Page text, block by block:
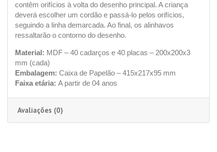
contêm orifícios à volta do desenho principal. A criança
deverá escolher um cordão e passá-lo pelos orifícios,
seguindo a linha demarcada. Ao final, os alinhavos
ressaltarão o contorno do desenho.
Material: MDF – 40 cadarços e 40 placas – 200x200x3
mm (cada)
Embalagem: Caixa de Papelão – 415x217x95 mm
Faixa etária: A partir de 04 anos
Avaliações (0)